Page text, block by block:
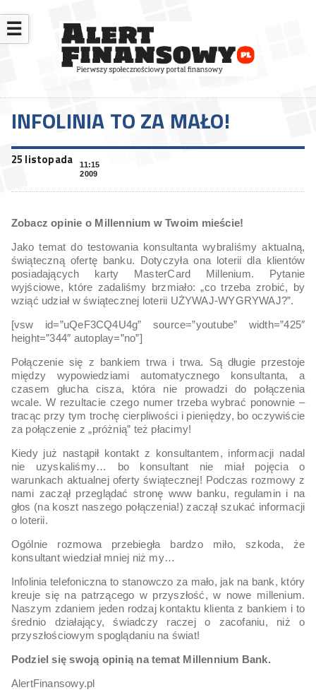
☰
INFOLINIA TO ZA MAŁO!
25 listopada
11:15
2009
Zobacz opinie o Millennium w Twoim mieście!
Jako temat do testowania konsultanta wybraliśmy aktualną,
świąteczną ofertę banku. Dotyczyła ona loterii dla klientów
posiadających karty MasterCard Millenium. Pytanie
wyjściowe, które zadaliśmy brzmiało: „co trzeba zrobić, by
wziąć udział w świątecznej loterii UŻYWAJ-WYGRYWAJ?”.
[vsw id=”uQeF3CQ4U4g” source=”youtube” width=”425″
height=”344″ autoplay=”no”]
Połączenie się z bankiem trwa i trwa. Są długie przestoje
między wypowiedziami automatycznego konsultanta, a
czasem głucha cisza, która nie prowadzi do połączenia
wcale. W rezultacie czego numer trzeba wybrać ponownie –
tracąc przy tym trochę cierpliwości i pieniędzy, bo oczywiście
za połączenie z „próżnią” też płacimy!
Kiedy już nastąpił kontakt z konsultantem, informacji nadal
nie uzyskaliśmy… bo konsultant nie miał pojęcia o
warunkach aktualnej oferty świątecznej! Podczas rozmowy z
nami zaczął przeglądać stronę www banku, regulamin i na
głos (na koszt naszego połączenia!) zaczął szukać informacji
o loterii.
Ogólnie rozmowa przebiegła bardzo miło, szkoda, że
konsultant wiedział mniej niż my…
Infolinia telefoniczna to stanowczo za mało, jak na bank, który
kreuje się na patrzącego w przyszłość, w nowe millenium.
Naszym zdaniem jeden rodzaj kontaktu klienta z bankiem i to
średnio działający, świadczy raczej o zacofaniu, niż o
przyszłościowym spoglądaniu na świat!
Podziel się swoją opinią na temat Millennium Bank.
AlertFinansowy.pl